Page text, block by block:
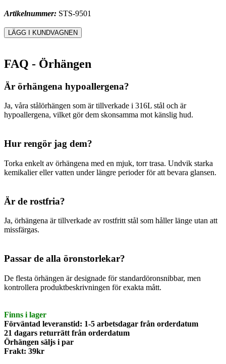
Artikelnummer: STS-9501
FAQ - Örhängen
Är örhängena hypoallergena?
Ja, våra stålörhängen som är tillverkade i 316L stål och är
hypoallergena, vilket gör dem skonsamma mot känslig hud.
Hur rengör jag dem?
Torka enkelt av örhängena med en mjuk, torr trasa. Undvik starka
kemikalier eller vatten under längre perioder för att bevara glansen.
Är de rostfria?
Ja, örhängena är tillverkade av rostfritt stål som håller länge utan att
missfärgas.
Passar de alla öronstorlekar?
De flesta örhängen är designade för standardöronsnibbar, men
kontrollera produktbeskrivningen för exakta mått.
Finns i lager
Förväntad leveranstid: 1-5 arbetsdagar från orderdatum
21 dagars returrätt från orderdatum
Örhängen säljs i par
Frakt: 39kr